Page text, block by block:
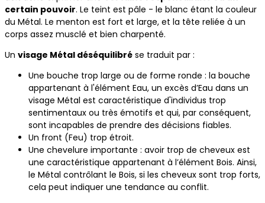
certain pouvoir. Le teint est pâle - le blanc étant la couleur
du Métal. Le menton est fort et large, et la tête reliée à un
corps assez musclé et bien charpenté.
Un visage Métal déséquilibré se traduit par :
Une bouche trop large ou de forme ronde : la bouche
appartenant à l'élément Eau, un excès d’Eau dans un
visage Métal est caractéristique d'individus trop
sentimentaux ou très émotifs et qui, par conséquent,
sont incapables de prendre des décisions fiables.
Un front (Feu) trop étroit.
Une chevelure importante : avoir trop de cheveux est
une caractéristique appartenant à l’élément Bois. Ainsi,
le Métal contrôlant le Bois, si les cheveux sont trop forts,
cela peut indiquer une tendance au conflit.